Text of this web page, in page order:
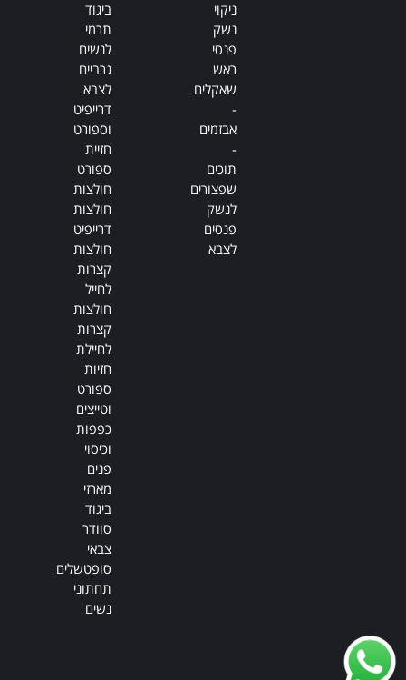
ניקוי
נשק
פנסי
ראש
שאקלים
-
אבזמים
-
תוכים
שפצורים
לנשק
פנסים
לצבא
ביגוד
תרמי
לנשים
גרביים
לצבא
דרייפיט
וספורט
חזיית
ספורט
חולצות
חולצות
דרייפיט
חולצות
קצרות
לחייל
חולצות
קצרות
לחיילת
חזיות
ספורט
וטייצים
כפפות
וכיסוי
פנים
מארזי
ביגוד
סוודר
צבאי
סופטשלים
תחתוני
נשים